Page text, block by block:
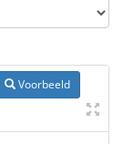
Voorbeeld